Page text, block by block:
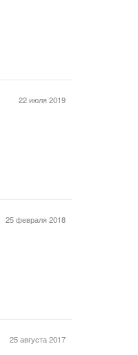
22 июля 2019
25 февраля 2018
25 августа 2017